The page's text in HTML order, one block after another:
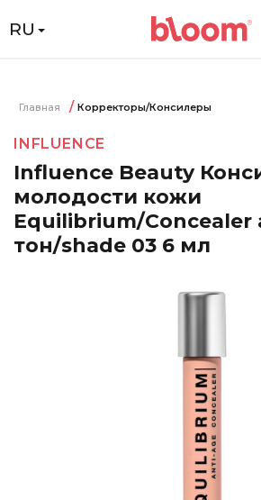
RU
Главная Корректоры/Консилеры
INFLUENCE
Influence Beauty
молодости кожи
Equilibrium/Concealer
тон/shade 03 6 мл